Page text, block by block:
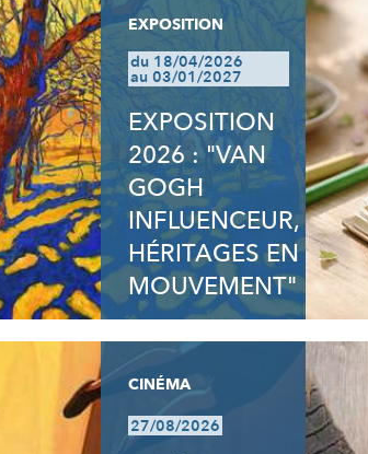
EXPOSITION
du 18/04/2026
au 03/01/2027
EXPOSITION
2026 : "VAN
GOGH
INFLUENCEUR,
HÉRITAGES EN
MOUVEMENT"
CINÉMA
27/08/2026